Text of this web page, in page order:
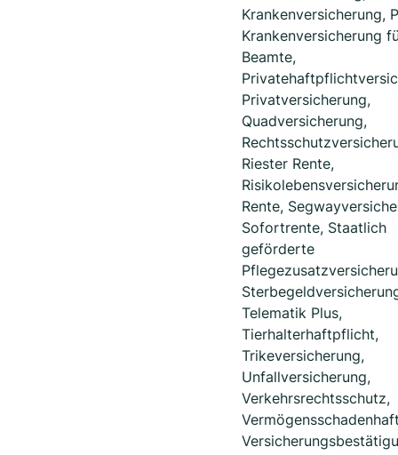
Krankenversicherung,
Krankenversicherung
Beamte,
Privatversicherung,
Quadversicherung,
Riester Rente,
Rente,
Sofortrente, Staatlich
geförderte
Telematik Plus,
Tierhalterhaftpflicht,
Trikeversicherung,
Unfallversicherung,
Verkehrsrechtsschutz,